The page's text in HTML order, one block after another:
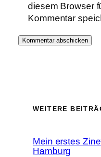
diesem Browser
Kommentar
WEITERE
Mein erstes
Hamburg